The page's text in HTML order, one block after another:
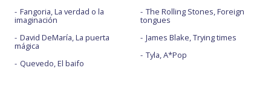
Fangoria, La verdad o la
imaginación
David DeMaría, La puerta
mágica
Quevedo, El baifo
The Rolling Stones, Foreign
tongues
James Blake, Trying times
Tyla, A*Pop